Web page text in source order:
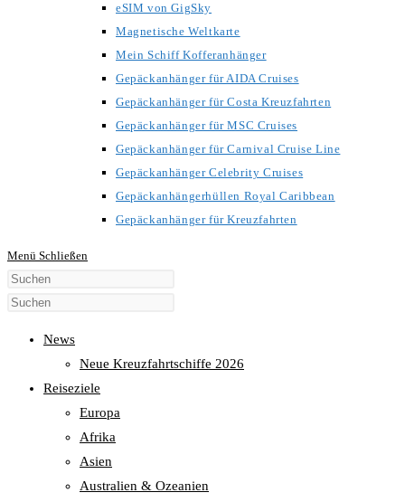
eSIM von GigSky
Magnetische Weltkarte
Mein Schiff Kofferanhänger
Gepäckanhänger für AIDA Cruises
Gepäckanhänger für Costa Kreuzfahrten
Gepäckanhänger für MSC Cruises
Gepäckanhänger für Carnival Cruise Line
Gepäckanhänger Celebrity Cruises
Gepäckanhängerhüllen Royal Caribbean
Gepäckanhänger für Kreuzfahrten
Menü Schließen
Diese
Website
News
Neue Kreuzfahrtschiffe 2026
Reiseziele
Europa
Afrika
Asien
Australien & Ozeanien